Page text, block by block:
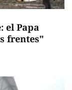
el Papa
frentes"